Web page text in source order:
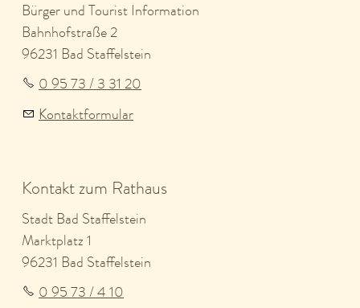
Bürger und Tourist Information
Bahnhofstraße 2
96231 Bad Staffelstein
0 95 73 / 3 31 20
Kontaktformular
Kontakt zum Rathaus
Stadt Bad Staffelstein
Marktplatz 1
96231 Bad Staffelstein
0 95 73 / 4 10